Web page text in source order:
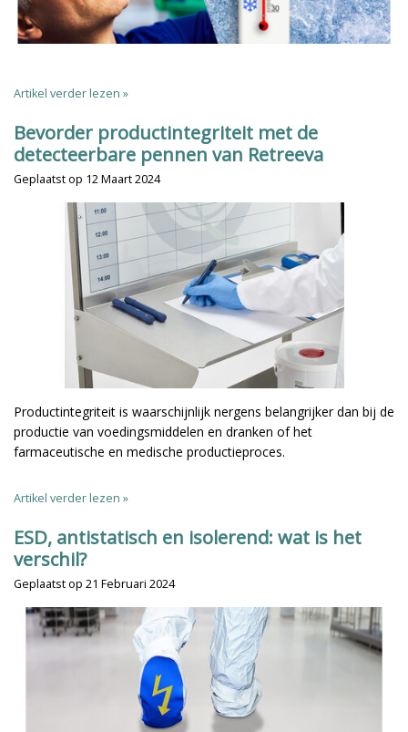
Artikel verder lezen »
Bevorder productintegriteit met de
detecteerbare pennen van Retreeva
Geplaatst op 12 Maart 2024
Productintegriteit is waarschijnlijk nergens belangrijker dan bij de
productie van voedingsmiddelen en dranken of het
farmaceutische en medische productieproces.
Artikel verder lezen »
ESD, antistatisch en isolerend: wat is het
verschil?
Geplaatst op 21 Februari 2024